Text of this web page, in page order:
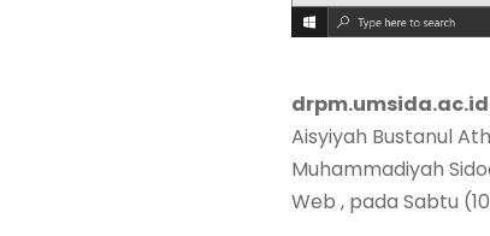
drpm.umsida.ac.id
Aisyiyah Bustanul
Muhammadiyah
Web , pada Sabtu